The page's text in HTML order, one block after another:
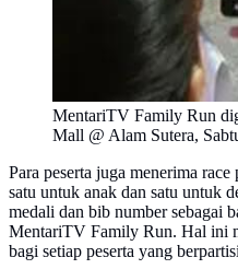
MentariTV Family Run
Mall @ Alam Sutera,
Para peserta juga menerima
satu untuk anak dan satu untuk
medali dan bib number sebagai
MentariTV Family Run. Hal ini
bagi setiap peserta yang